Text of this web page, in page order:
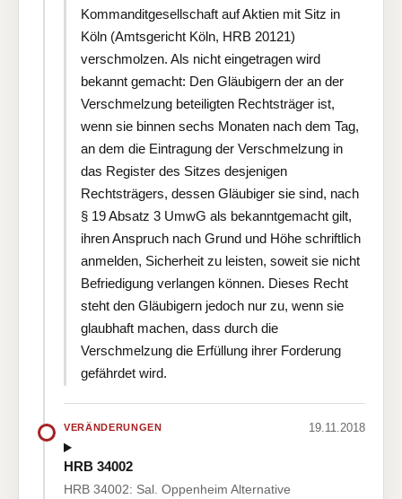
Kommanditgesellschaft auf Aktien mit Sitz in
Köln (Amtsgericht Köln, HRB 20121)
verschmolzen. Als nicht eingetragen wird
bekannt gemacht: Den Gläubigern der an der
Verschmelzung beteiligten Rechtsträger ist,
wenn sie binnen sechs Monaten nach dem Tag,
an dem die Eintragung der Verschmelzung in
das Register des Sitzes desjenigen
Rechtsträgers, dessen Gläubiger sie sind, nach
§ 19 Absatz 3 UmwG als bekanntgemacht gilt,
ihren Anspruch nach Grund und Höhe schriftlich
anmelden, Sicherheit zu leisten, soweit sie nicht
Befriedigung verlangen können. Dieses Recht
steht den Gläubigern jedoch nur zu, wenn sie
glaubhaft machen, dass durch die
Verschmelzung die Erfüllung ihrer Forderung
gefährdet wird.
VERÄNDERUNGEN 19.11.2018
HRB 34002
HRB 34002: Sal. Oppenheim Alternative